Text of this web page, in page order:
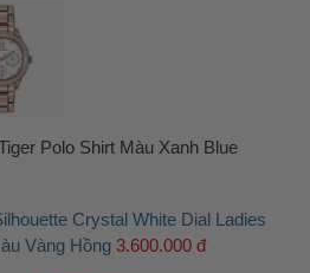
Polo Shirt Màu Xanh Blue
Crystal White Dial Ladies
Vàng Hồng 3.600.000 đ